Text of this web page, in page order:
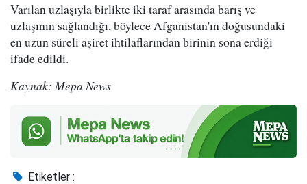
Varılan uzlaşıyla birlikte iki taraf arasında barış ve
uzlaşının sağlandığı, böylece Afganistan'ın doğusundaki
en uzun süreli aşiret ihtilaflarından birinin sona erdiği
ifade edildi.
Kaynak: Mepa News
Etiketler :